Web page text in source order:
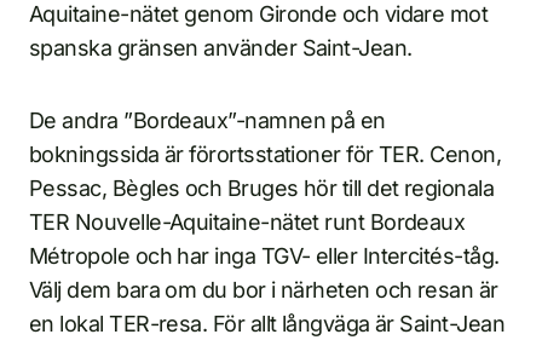
Aquitaine-nätet genom Gironde och vidare mot
spanska gränsen använder Saint-Jean.
De andra ”Bordeaux”-namnen på en
bokningssida är förortsstationer för TER. Cenon,
Pessac, Bègles och Bruges hör till det regionala
TER Nouvelle-Aquitaine-nätet runt Bordeaux
Métropole och har inga TGV- eller Intercités-tåg.
Välj dem bara om du bor i närheten och resan är
en lokal TER-resa. För allt långväga är Saint-Jean